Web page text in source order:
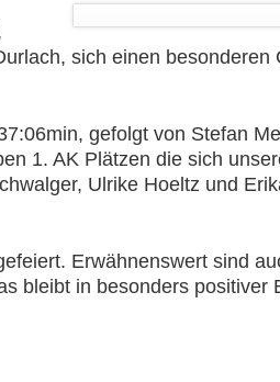
sich einen besonderen
gefolgt von Stefan
1. AK Plätzen die sich
Ulrike Hoeltz und
Erwähnenswert sind
bleibt in besonders positiver